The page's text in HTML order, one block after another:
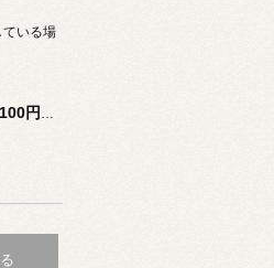
いる場